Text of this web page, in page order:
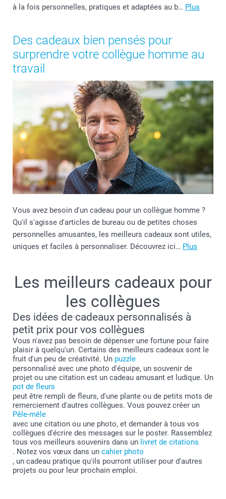
à la fois personnelles, pratiques et adaptées au b… Plus
Des cadeaux bien pensés pour
surprendre votre collègue homme au
travail
Vous avez besoin d'un cadeau pour un collègue homme ?
Qu'il s'agisse d'articles de bureau ou de petites choses
personnelles amusantes, les meilleurs cadeaux sont utiles,
uniques et faciles à personnaliser. Découvrez ici… Plus
Les meilleurs cadeaux pour
les collègues
Des idées de cadeaux personnalisés à
petit prix pour vos collègues
Vous n'avez pas besoin de dépenser une fortune pour faire
plaisir à quelqu'un. Certains des meilleurs cadeaux sont le
fruit d'un peu de créativité. Un puzzle
personnalisé avec une photo d'équipe, un souvenir de
projet ou une citation est un cadeau amusant et ludique. Un
pot de fleurs
peut être rempli de fleurs, d'une plante ou de petits mots de
remerciement d'autres collègues. Vous pouvez créer un
Pêle-mêle
avec une citation ou une photo, et demander à tous vos
collègues d'écrire des messages sur le poster. Rassemblez
tous vos meilleurs souvenirs dans un livret de citations
. Notez vos vœux dans un cahier photo
, un cadeau pratique qu'ils pourront utiliser pour d'autres
projets ou pour leur prochain emploi.